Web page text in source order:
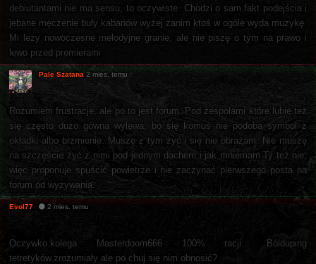
debiutantami nie ma sensu, to oczywiste. Chodzi o sam fakt podejścia i
jebane męczenie buły kabanów wyżej zanim ktoś w ogóle wyda muzykę.
Mi leży nowoczesne melodyjne granie, ale nie piszę o tym na prawo i
lewo przed premierami
Pale Szatana 2 mies. temu
Rozumiem frustracje, ale po to jest forum. Pod zespołami które lubie też
się często dużo gòwna wylewa, bo się komuś nie podoba symbol z
okładki albo brzmienie. Muszę z tym żyć i się nie obrażam. Nie muszę
na szczęście żyć z nimi pod jednym dachem i jak mniemam Ty też nie,
więc proponuje spuścić powietrze i nie zaczynać pierwszego posta na
forum od wyzywania.
Evol77 2 mies. temu
Oczywko.kolega Masterdoom666 100% racji.. Bólduping
tetretyków.zrozumiały ale po chuj się.nim obnosić?